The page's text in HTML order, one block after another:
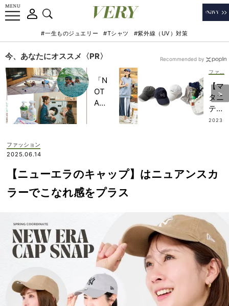
#一生ものジュエリー #Tシャツ #紫外線（UV）対策
今、あなたにオススメ〈PR〉
「N
OT
A
記憶
に一
生残
旅】
を
【マ
タニ
ティ
コー
VER
「手
持ち
服に
キャ
ッ
プ」
で旬
オシ
2023
Recommended by
ファッション
2025.06.14
【ニューエラのキャップ】はニュアンスカ
ラーでこなれ感をプラス